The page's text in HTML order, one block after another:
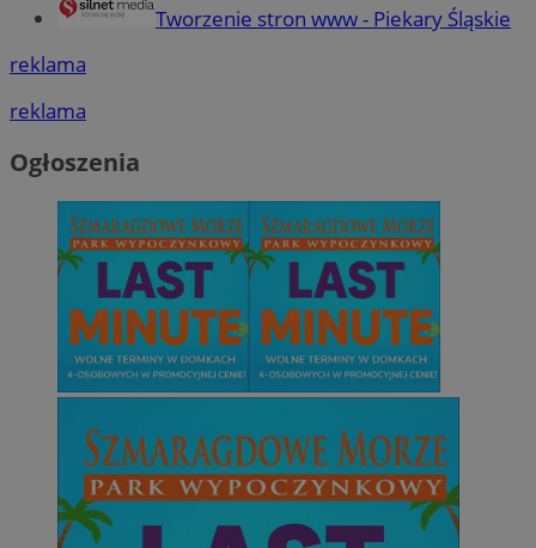
Tworzenie stron www - Piekary Śląskie
reklama
reklama
Ogłoszenia